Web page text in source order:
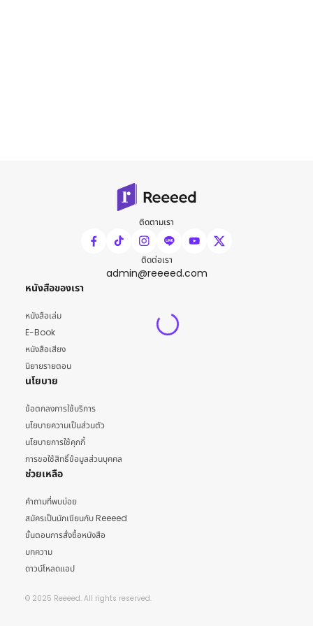
ติดตามเรา
ติดต่อเรา
admin@reeeed.com
หนังสือของเรา
หนังสือเล่ม
E-Book
หนังสือเสียง
นิยายรายตอน
นโยบาย
ข้อตกลงการใช้บริการ
นโยบายความเป็นส่วนตัว
นโยบายการใช้คุกกี้
การขอใช้สิทธิ์ข้อมูลส่วนบุคคล
ช่วยเหลือ
คำถามที่พบบ่อย
สมัครเป็นนักเขียนกับ Reeeed
ขั้นตอนการสั่งซื้อหนังสือ
บทความ
ดาวน์โหลดแอป
© 2025 Reeeed. All rights reserved.